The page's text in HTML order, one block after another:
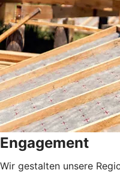
Engagement
Wir gestalten unsere